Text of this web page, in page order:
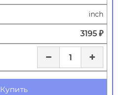
inch
3195 ₽
Купить